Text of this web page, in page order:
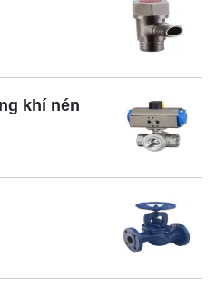
khí nén